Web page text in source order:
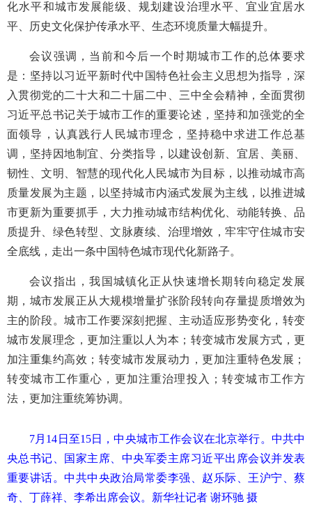
化水平和城市发展能级、规划建设治理水平、宜业宜居水
平、历史文化保护传承水平、生态环境质量大幅提升。
会议强调，当前和今后一个时期城市工作的总体要求
是：坚持以习近平新时代中国特色社会主义思想为指导，深
入贯彻党的二十大和二十届二中、三中全会精神，全面贯彻
习近平总书记关于城市工作的重要论述，坚持和加强党的全
面领导，认真践行人民城市理念，坚持稳中求进工作总基
调，坚持因地制宜、分类指导，以建设创新、宜居、美丽、
韧性、文明、智慧的现代化人民城市为目标，以推动城市高
质量发展为主题，以坚持城市内涵式发展为主线，以推进城
市更新为重要抓手，大力推动城市结构优化、动能转换、品
质提升、绿色转型、文脉赓续、治理增效，牢牢守住城市安
全底线，走出一条中国特色城市现代化新路子。
会议指出，我国城镇化正从快速增长期转向稳定发展
期，城市发展正从大规模增量扩张阶段转向存量提质增效为
主的阶段。城市工作要深刻把握、主动适应形势变化，转变
城市发展理念，更加注重以人为本；转变城市发展方式，更
加注重集约高效；转变城市发展动力，更加注重特色发展；
转变城市工作重心，更加注重治理投入；转变城市工作方
法，更加注重统筹协调。
7月14日至15日，中央城市工作会议在北京举行。中共中
央总书记、国家主席、中央军委主席习近平出席会议并发表
重要讲话。中共中央政治局常委李强、赵乐际、王沪宁、蔡
奇、丁薛祥、李希出席会议。新华社记者 谢环驰 摄